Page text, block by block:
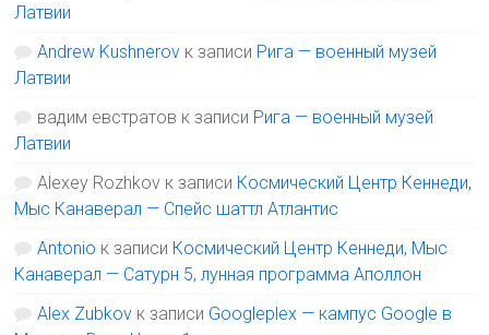
Латвии
Andrew Kushnerov к записи Рига — военный музей
Латвии
вадим евстратов к записи Рига — военный музей
Латвии
Alexey Rozhkov к записи Космический Центр Кеннеди,
Мыс Канаверал — Спейс шаттл Атлантис
Antonio к записи Космический Центр Кеннеди, Мыс
Канаверал — Сатурн 5, лунная программа Аполлон
Alex Zubkov к записи Googleplex — кампус Google в